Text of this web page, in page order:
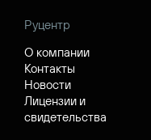
Руцентр
О компании
Контакты
Новости
Лицензии и
свидетельства